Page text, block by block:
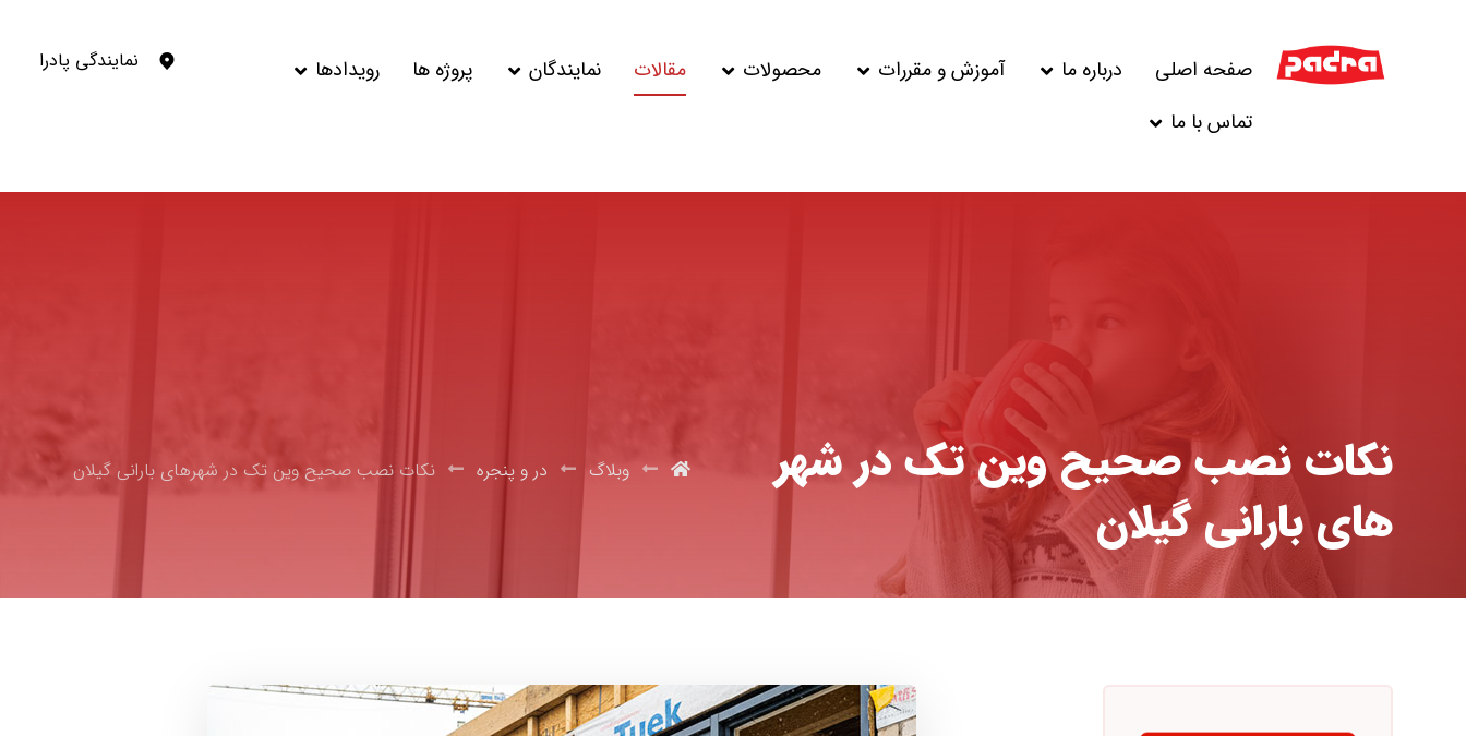
صفحه اصلی درباره ما آموزش و مقررات محصولات مقالات نمایندگان پروژه ها
رویدادها
تماس با ما
نمایندگی پادرا
نکات نصب صحیح وین تک در شهر
های بارانی گیلان
وبلاگ در و پنجره نکات نصب صحیح وین تک در شهرهای بارانی گیلان